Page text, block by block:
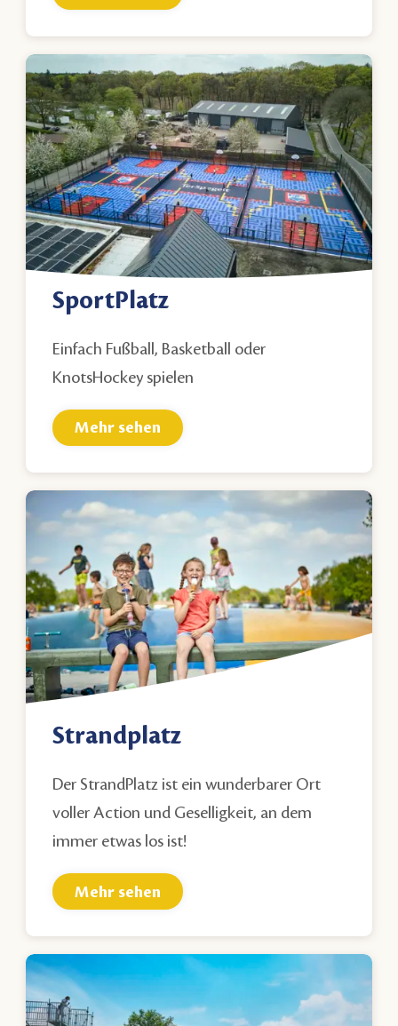
SportPlatz
Einfach Fußball, Basketball oder
KnotsHockey spielen
Mehr sehen
Strandplatz
Der StrandPlatz ist ein wunderbarer Ort
voller Action und Geselligkeit, an dem
immer etwas los ist!
Mehr sehen